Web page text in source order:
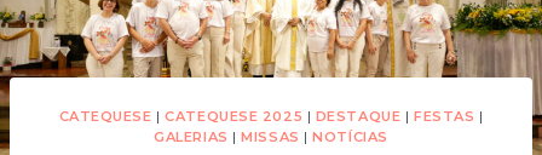
CATEQUESE |CATEQUESE 2025 | DESTAQUE | FESTAS |
GALERIAS |MISSAS |NOTÍCIAS